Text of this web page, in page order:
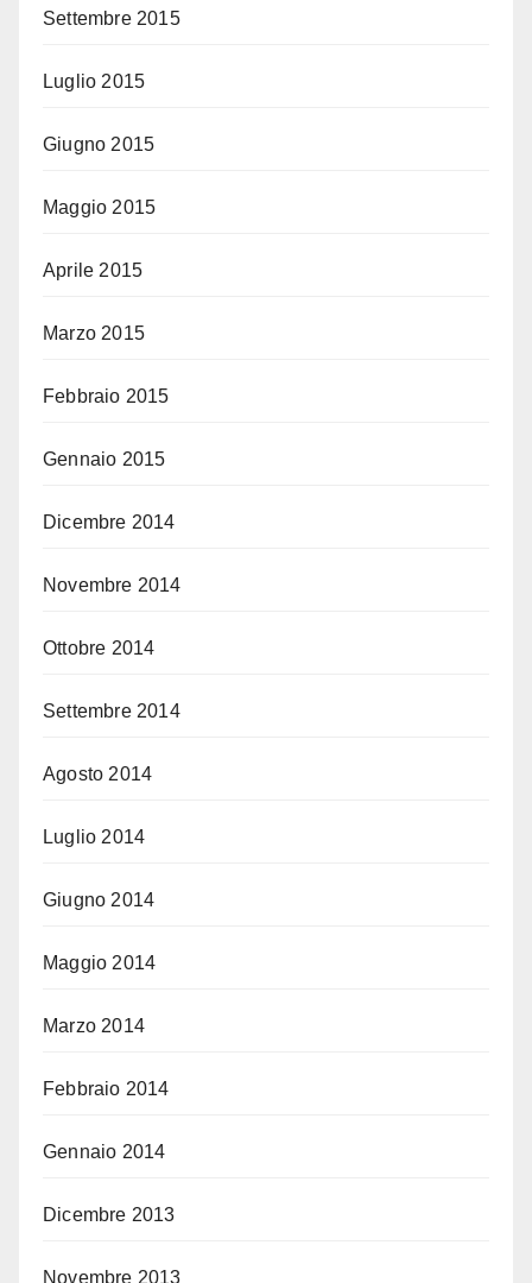
Settembre 2015
Luglio 2015
Giugno 2015
Maggio 2015
Aprile 2015
Marzo 2015
Febbraio 2015
Gennaio 2015
Dicembre 2014
Novembre 2014
Ottobre 2014
Settembre 2014
Agosto 2014
Luglio 2014
Giugno 2014
Maggio 2014
Marzo 2014
Febbraio 2014
Gennaio 2014
Dicembre 2013
Novembre 2013